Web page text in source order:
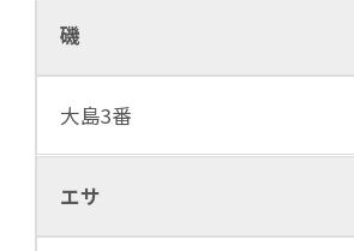
磯
大島3番
エサ